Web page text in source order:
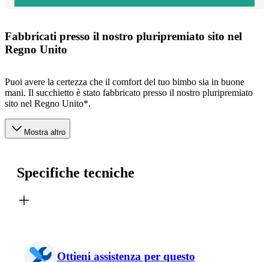
Fabbricati presso il nostro pluripremiato sito nel
Regno Unito
Puoi avere la certezza che il comfort del tuo bimbo sia in buone
mani. Il succhietto è stato fabbricato presso il nostro pluripremiato
sito nel Regno Unito*.
Mostra altro
Specifiche tecniche
Ottieni assistenza per questo